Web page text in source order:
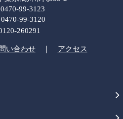
99-3123
99-3120
260291
い合わせ｜ アクセス